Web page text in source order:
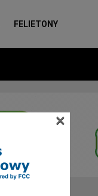
FELIETONY
×